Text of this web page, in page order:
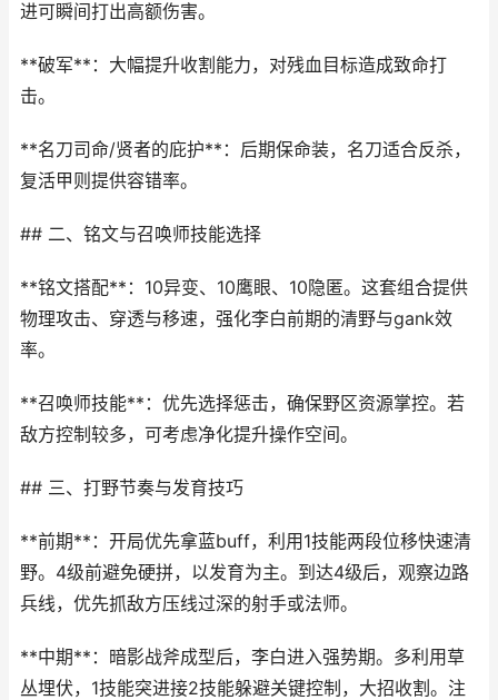
进可瞬间打出高额伤害。
**破军**：大幅提升收割能力，对残血目标造成致命打
击。
**名刀司命/贤者的庇护**：后期保命装，名刀适合反杀，
复活甲则提供容错率。
## 二、铭文与召唤师技能选择
**铭文搭配**：10异变、10鹰眼、10隐匿。这套组合提供
物理攻击、穿透与移速，强化李白前期的清野与gank效
率。
**召唤师技能**：优先选择惩击，确保野区资源掌控。若
敌方控制较多，可考虑净化提升操作空间。
## 三、打野节奏与发育技巧
**前期**：开局优先拿蓝buff，利用1技能两段位移快速清
野。4级前避免硬拼，以发育为主。到达4级后，观察边路
兵线，优先抓敌方压线过深的射手或法师。
**中期**：暗影战斧成型后，李白进入强势期。多利用草
丛埋伏，1技能突进接2技能躲避关键控制，大招收割。注